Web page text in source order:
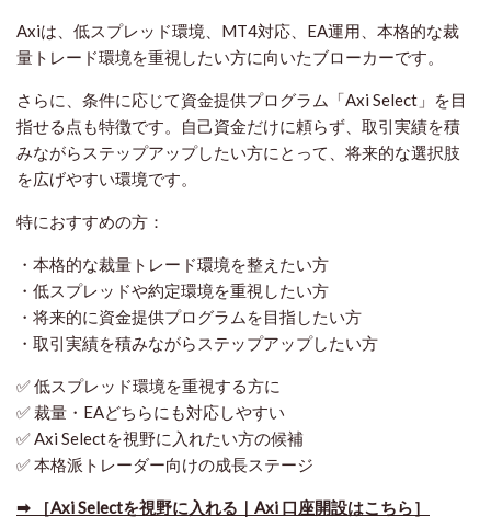
Axiは、低スプレッド環境、MT4対応、EA運用、本格的な裁
量トレード環境を重視したい方に向いたブローカーです。
さらに、条件に応じて資金提供プログラム「Axi Select」を目
指せる点も特徴です。自己資金だけに頼らず、取引実績を積
みながらステップアップしたい方にとって、将来的な選択肢
を広げやすい環境です。
特におすすめの方：
・本格的な裁量トレード環境を整えたい方
・低スプレッドや約定環境を重視したい方
・将来的に資金提供プログラムを目指したい方
・取引実績を積みながらステップアップしたい方
✅ 低スプレッド環境を重視する方に
✅ 裁量・EAどちらにも対応しやすい
✅ Axi Selectを視野に入れたい方の候補
✅ 本格派トレーダー向けの成長ステージ
➡ ［Axi Selectを視野に入れる｜Axi 口座開設はこちら］